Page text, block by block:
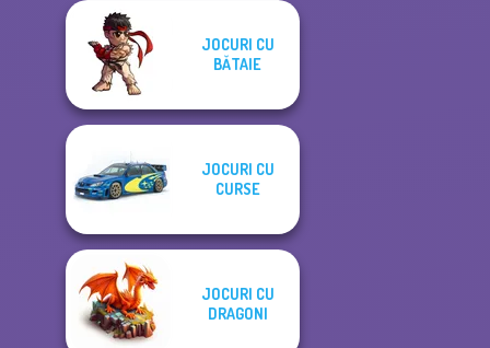
JOCURI CU
BĂTAIE
JOCURI CU
CURSE
JOCURI CU
DRAGONI